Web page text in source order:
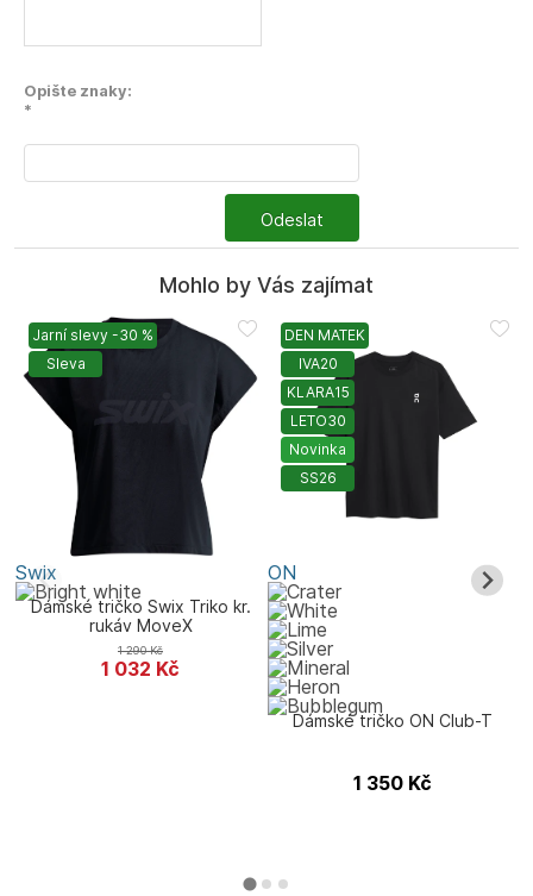
Opište znaky:
*
Odeslat
Mohlo by Vás zajímat
Jarní slevy -30 %
Sleva
Swix
Dámské tričko Swix Triko kr.
rukáv MoveX
1 032 Kč
1 290Kč
DEN MATEK
IVA20
KLARA15
LETO30
Novinka
SS26
ON
Dámské tričko ON Club-T
1 350 Kč